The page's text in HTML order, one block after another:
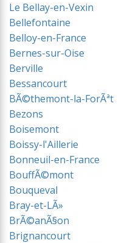
Le Bellay-en-Vexin
Bellefontaine
Belloy-en-France
Bernes-sur-Oise
Berville
Bessancourt
BÃ©themont-la-ForÃªt
Bezons
Boisemont
Boissy-l'Aillerie
Bonneuil-en-France
BouffÃ©mont
Bouqueval
Bray-et-LÃ»
BrÃ©anÃ§on
Brignancourt